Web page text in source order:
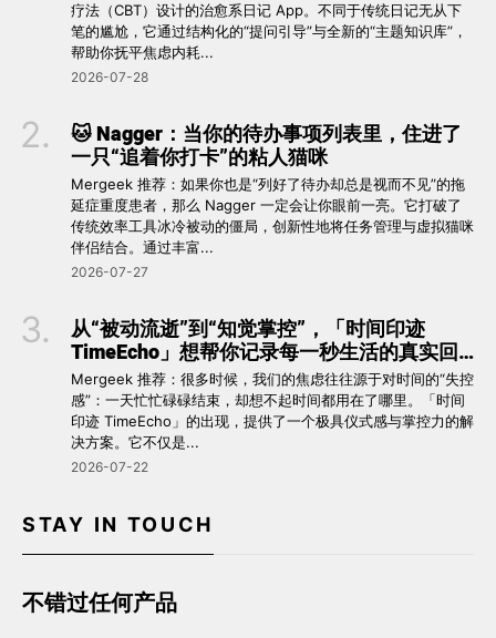
疗法（CBT）设计的治愈系日记 App。不同于传统日记无从下
笔的尴尬，它通过结构化的“提问引导”与全新的“主题知识库”，
帮助你抚平焦虑内耗...
2026-07-28
🐱 Nagger：当你的待办事项列表里，住进了
一只“追着你打卡”的粘人猫咪
Mergeek 推荐：如果你也是“列好了待办却总是视而不见”的拖
延症重度患者，那么 Nagger 一定会让你眼前一亮。它打破了
传统效率工具冰冷被动的僵局，创新性地将任务管理与虚拟猫咪
伴侣结合。通过丰富...
2026-07-27
从“被动流逝”到“知觉掌控”，「时间印迹
TimeEcho」想帮你记录每一秒生活的真实回
响 ⏳
Mergeek 推荐：很多时候，我们的焦虑往往源于对时间的“失控
感”：一天忙忙碌碌结束，却想不起时间都用在了哪里。「时间
印迹 TimeEcho」的出现，提供了一个极具仪式感与掌控力的解
决方案。它不仅是...
2026-07-22
STAY IN TOUCH
不错过任何产品